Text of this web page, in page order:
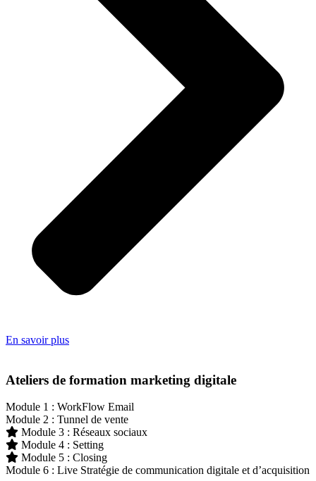
En savoir plus
Ateliers de formation marketing digitale
Module 1 : WorkFlow Email
Module 2 : Tunnel de vente
Module 3 : Réseaux sociaux
Module 4 : Setting
Module 5 : Closing
Module 6 : Live Stratégie de communication digitale et d’acquisition